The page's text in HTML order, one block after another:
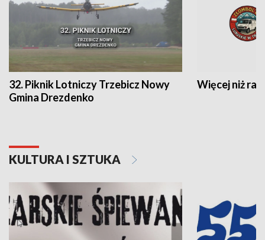
32. Piknik Lotniczy Trzebicz Nowy
Gmina Drezdenko
Więcej niż rajd
KULTURA I SZTUKA